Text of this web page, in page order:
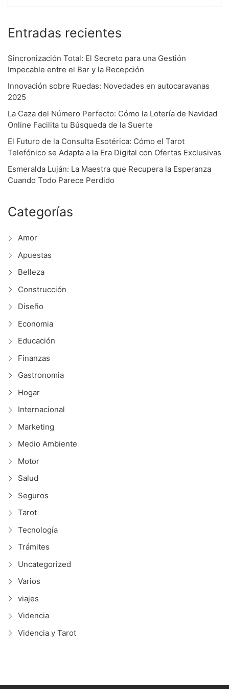
Entradas recientes
Sincronización Total: El Secreto para una Gestión
Impecable entre el Bar y la Recepción
Innovación sobre Ruedas: Novedades en autocaravanas
2025
La Caza del Número Perfecto: Cómo la Lotería de Navidad
Online Facilita tu Búsqueda de la Suerte
El Futuro de la Consulta Esotérica: Cómo el Tarot
Telefónico se Adapta a la Era Digital con Ofertas Exclusivas
Esmeralda Luján: La Maestra que Recupera la Esperanza
Cuando Todo Parece Perdido
Categorías
Amor
Apuestas
Belleza
Construcción
Diseño
Economia
Educación
Finanzas
Gastronomia
Hogar
Internacional
Marketing
Medio Ambiente
Motor
Salud
Seguros
Tarot
Tecnología
Trámites
Uncategorized
Varios
viajes
Videncia
Videncia y Tarot